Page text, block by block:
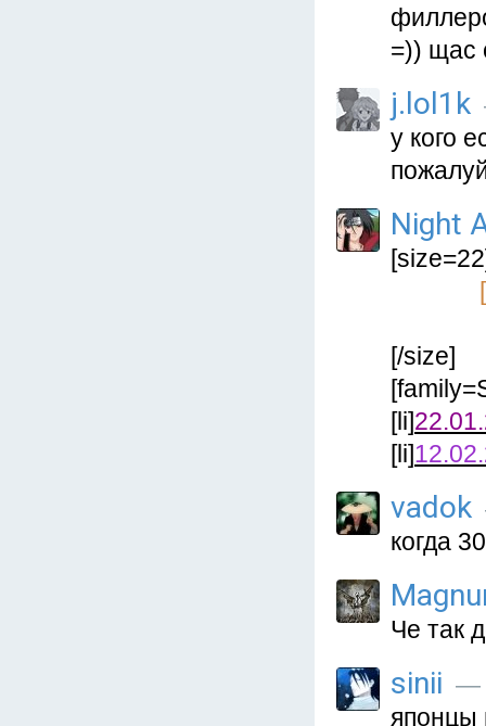
=)) щас
j.lol1k
у кого
Night
[/size]
[li]
[li]
vadok
когда
Че так
sinii —
японцы